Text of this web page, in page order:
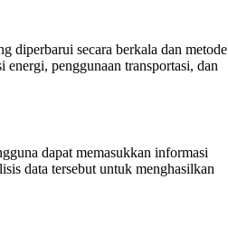
diperbarui secara berkala dan metode
penggunaan transportasi, dan
dapat memasukkan informasi
data tersebut untuk menghasilkan